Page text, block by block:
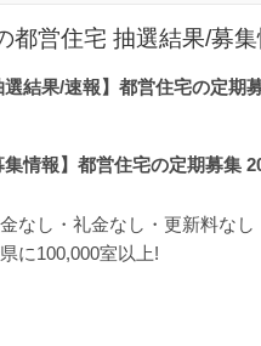
都営住宅 抽選結果/募集
選結果/速報】都営住宅の定期
集情報】都営住宅の定期募集
なし・礼金なし・更新料なし
に100,000室以上!